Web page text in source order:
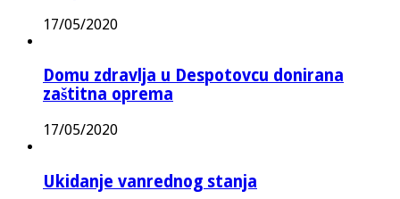
17/05/2020
Domu zdravlja u Despotovcu donirana
zaštitna oprema
17/05/2020
Ukidanje vanrednog stanja